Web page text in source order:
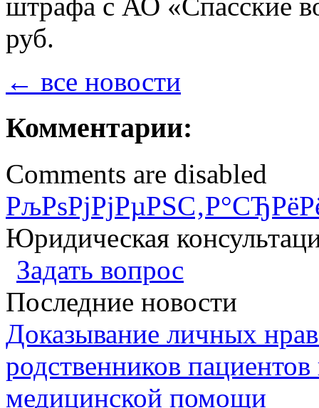
штрафа с АО «Спасские
руб.
← все новости
Комментарии:
Comments are disabled
Юридическая
Задать вопрос
Последние новости
Доказывание личных
родственников
медицинской помощи